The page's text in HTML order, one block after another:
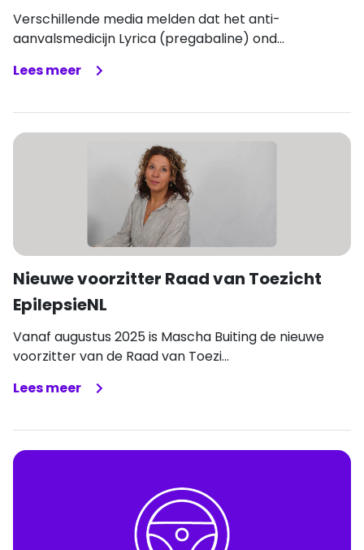
Verschillende media melden dat het anti-
aanvalsmedicijn Lyrica (pregabaline) ond...
Lees meer
Nieuwe voorzitter Raad van Toezicht
EpilepsieNL
Vanaf augustus 2025 is Mascha Buiting de nieuwe
voorzitter van de Raad van Toezi...
Lees meer